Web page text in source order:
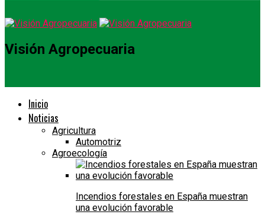
Visión Agropecuaria
Inicio
Noticias
Agricultura
Automotriz
Agroecología
Incendios forestales en España muestran
una evolución favorable